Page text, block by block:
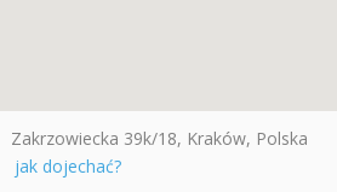
Zakrzowiecka 39k/18, Kraków, Polska
jak dojechać?